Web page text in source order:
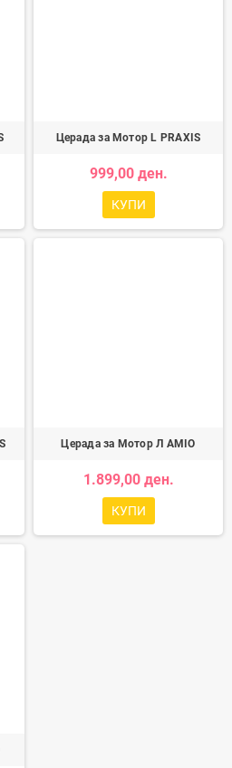
Церада за Мотор L PRAXIS
999,00 ден.
КУПИ
Церада за Мотор Л AMIO
1.899,00 ден.
КУПИ